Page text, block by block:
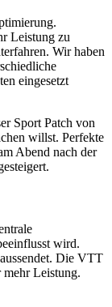
Leistung zu
Wir haben
eingesetzt
Sport Patch von
willst. Perfekte
Abend nach der
wird.
Die VTT
mehr Leistung.